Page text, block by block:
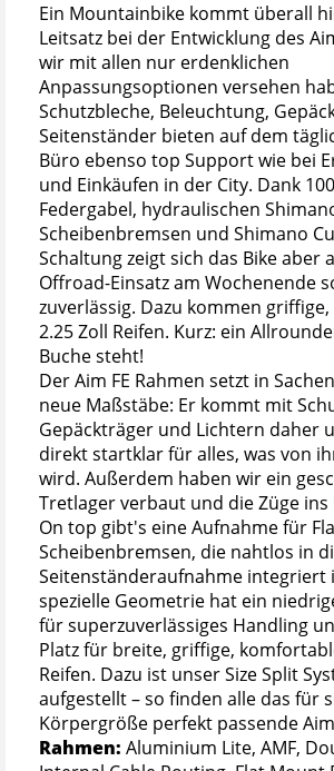
Ein Mountainbike kommt überall
Leitsatz bei der Entwicklung des
wir mit allen nur erdenklichen
Anpassungsoptionen versehen
Schutzbleche, Beleuchtung,
Seitenständer bieten auf dem
Büro ebenso top Support wie bei
und Einkäufen in der City. Dank
Federgabel, hydraulischen
Scheibenbremsen und Shimano
Schaltung zeigt sich das Bike aber
Offroad-Einsatz am Wochenende
zuverlässig. Dazu kommen
2.25 Zoll Reifen. Kurz: ein
Buche steht!
Der Aim FE Rahmen setzt in
neue Maßstäbe: Er kommt mit
Gepäckträger und Lichtern daher
direkt startklar für alles, was von
wird. Außerdem haben wir ein
Tretlager verbaut und die Züge
On top gibt's eine Aufnahme für
Scheibenbremsen, die nahtlos in
Seitenständeraufnahme integriert
spezielle Geometrie hat ein
für superzuverlässiges Handling
Platz für breite, griffige,
Reifen. Dazu ist unser Size Split
aufgestellt – so finden alle das für
Körpergröße perfekt passende Aim
Rahmen: Aluminium Lite, AMF,